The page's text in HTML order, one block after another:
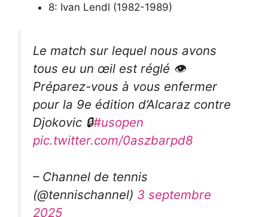
8: Ivan Lendl (1982-1989)
Le match sur lequel nous avons
tous eu un œil est réglé 👁️
Préparez-vous à vous enfermer
pour la 9e édition d’Alcaraz contre
Djokovic 🔒#usopen
pic.twitter.com/0aszbarpd8
– Channel de tennis
(@tennischannel) 3 septembre
2025